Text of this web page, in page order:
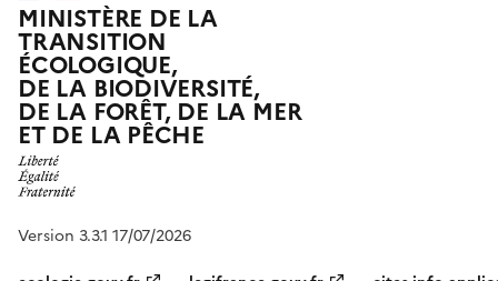
MINISTÈRE DE LA
TRANSITION
ÉCOLOGIQUE,
DE LA BIODIVERSITÉ,
DE LA FORÊT, DE LA MER
ET DE LA PÊCHE
Version 3.3.1 17/07/2026